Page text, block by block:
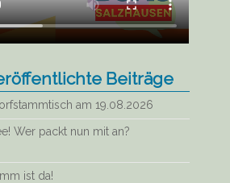
Beiträge
am 19.08.2026
Wer packt nun mit an?
ist da!